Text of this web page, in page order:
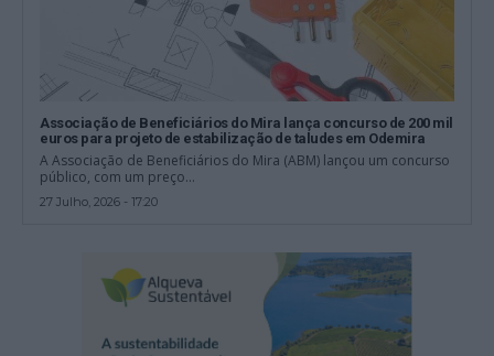
Associação de Beneficiários do Mira lança concurso de 200 mil
euros para projeto de estabilização de taludes em Odemira
A Associação de Beneficiários do Mira (ABM) lançou um concurso
público, com um preço...
27 Julho, 2026 - 17:20